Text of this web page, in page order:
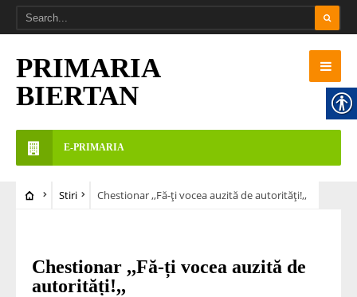
PRIMARIA
BIERTAN
E-PRIMARIA
Stiri Chestionar ,,Fă-ți vocea auzită de autorități!,,
Chestionar ,,Fă-ți vocea auzită de
autorități!,,